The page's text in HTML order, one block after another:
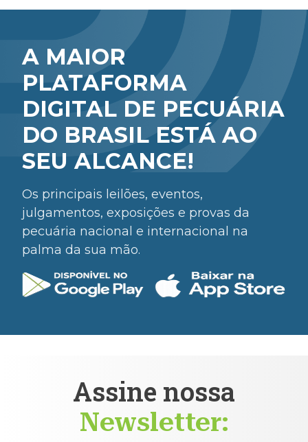
A MAIOR
PLATAFORMA
DIGITAL DE PECUÁRIA
DO BRASIL ESTÁ AO
SEU ALCANCE!
Os principais leilões, eventos,
julgamentos, exposições e provas da
pecuária nacional e internacional na
palma da sua mão.
Assine nossa
Newsletter: